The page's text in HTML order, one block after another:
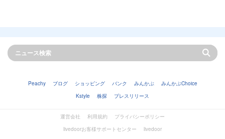
Peachy ブログ ショッピング バンク みんかぶ
みんかぶChoice
Kstyle
株探 プレスリリース
運営会社 利用規約
プライバシーポリシー
livedoorお客様サポートセンター
livedoor